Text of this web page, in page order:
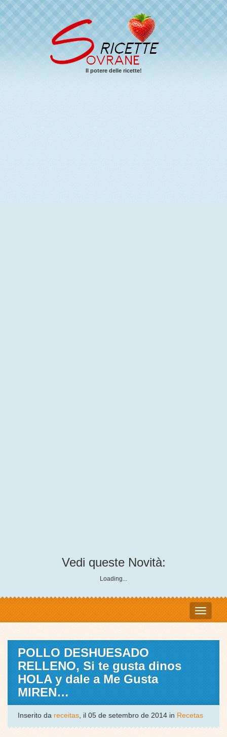
Il potere delle ricette!
Vedi queste Novità:
Loading...
POLLO DESHUESADO
RELLENO, Si te gusta dinos
HOLA y dale a Me Gusta
MIREN…
Inserito da receitas, il 05 de setembro de 2014 in Recetas